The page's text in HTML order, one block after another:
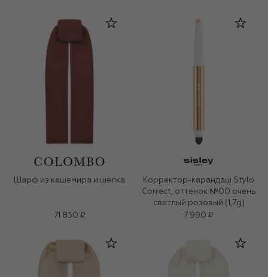
Шарф из кашемира и шелка
71 850 ₽
Корректор-карандаш Stylo
Correct, оттенок №00 очень
светлый розовый (1,7g)
7 990 ₽